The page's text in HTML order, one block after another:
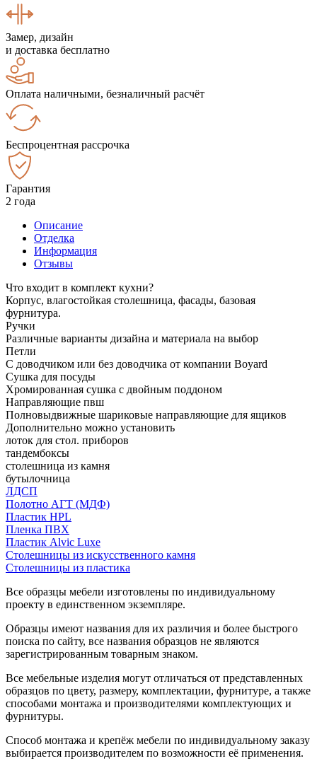
Замер, дизайн
и доставка бесплатно
Оплата наличными, безналичный расчёт
Беспроцентная рассрочка
Гарантия
2 года
Описание
Отделка
Информация
Отзывы
Что входит в комплект кухни?
Корпус, влагостойкая столешница, фасады, базовая
фурнитура.
Ручки
Различные варианты дизайна и материала на выбор
Петли
С доводчиком или без доводчика от компании Boyard
Сушка для посуды
Хромированная сушка с двойным поддоном
Направляющие пвш
Полновыдвижные шариковые направляющие для ящиков
Дополнительно можно установить
лоток для стол. приборов
тандембоксы
столешница из камня
бутылочница
ЛДСП
Полотно АГТ (МДФ)
Пластик HPL
Пленка ПВХ
Пластик Alvic Luxe
Столешницы из искусственного камня
Столешницы из пластика
Все образцы мебели изготовлены по индивидуальному
проекту в единственном экземпляре.
Образцы имеют названия для их различия и более быстрого
поиска по сайту, все названия образцов не являются
зарегистрированным товарным знаком.
Все мебельные изделия могут отличаться от представленных
образцов по цвету, размеру, комплектации, фурнитуре, а также
способами монтажа и производителями комплектующих и
фурнитуры.
Способ монтажа и крепёж мебели по индивидуальному заказу
выбирается производителем по возможности её применения.